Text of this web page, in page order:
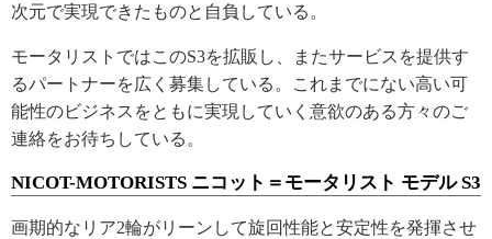
次元で実現できたものと自負している。
モータリストではこのS3を拡販し、またサービスを提供す
るパートナーを広く募集している。これまでにない高い可
能性のビジネスをともに実現していく意欲のある方々のご
連絡をお待ちしている。
NICOT-MOTORISTS ニコット＝モータリスト モデル S3
画期的なリア2輪がリーンして旋回性能と安定性を発揮させ